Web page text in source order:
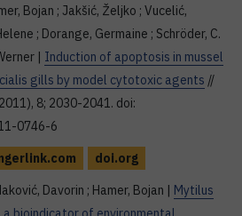
Bojan ; Jakšić, Željko ; Vucelić,
; Dorange, Germaine ; Schröder, C.
| Induction of apoptosis in mussel
gills by model cytotoxic agents //
8; 2030-2041. doi:
0746-6
doi.org
Davorin ; Hamer, Bojan | Mytilus